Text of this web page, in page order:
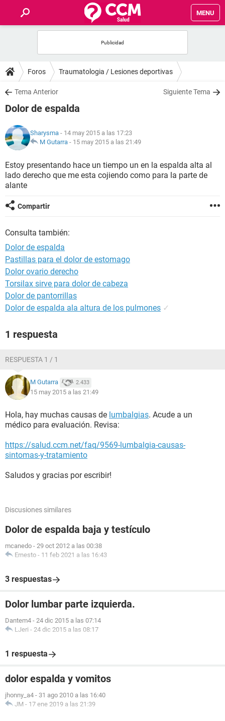
MENU
FOROS
SALUD
NUTRICIÓN
BIENESTAR
Foros Traumatologia / Lesiones deportivas
Tema Anterior Siguiente Tema
Dolor de espalda
Sharysma - 14 may 2015 a las 17:23
M Gutarra - 15 may 2015 a las 21:49
Estoy presentando hace un tiempo un en la espalda alta al
lado derecho que me esta cojiendo como para la parte de
alante
Compartir
Consulta también:
Dolor de espalda
Pastillas para el dolor de estomago
Dolor ovario derecho
Torsilax sirve para dolor de cabeza
Dolor de pantorrillas
Dolor de espalda ala altura de los pulmones ✓
1 respuesta
RESPUESTA 1 / 1
M Gutarra 2.433
15 may 2015 a las 21:49
Hola, hay muchas causas de lumbalgias. Acude a un
médico para evaluación. Revisa:
https://salud.ccm.net/faq/9569-lumbalgia-causas-
sintomas-y-tratamiento
Saludos y gracias por escribir!
Discusiones similares
Dolor de espalda baja y testículo
mcanedo - 29 oct 2012 a las 00:38
Ernesto - 11 feb 2021 a las 16:43
3 respuestas
Dolor lumbar parte izquierda.
Dantem4 - 24 dic 2015 a las 07:14
LJeri - 24 dic 2015 a las 08:17
1 respuesta
dolor espalda y vomitos
jhonny_a4 - 31 ago 2010 a las 16:40
JM - 17 ene 2019 a las 21:39